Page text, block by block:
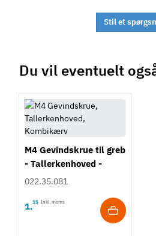
Stil et
Du vil eventuelt
M4 Gevindskrue til greb
- Tallerkenhoved -
Krydskærv
022.35.081
1,15 Inkl. moms